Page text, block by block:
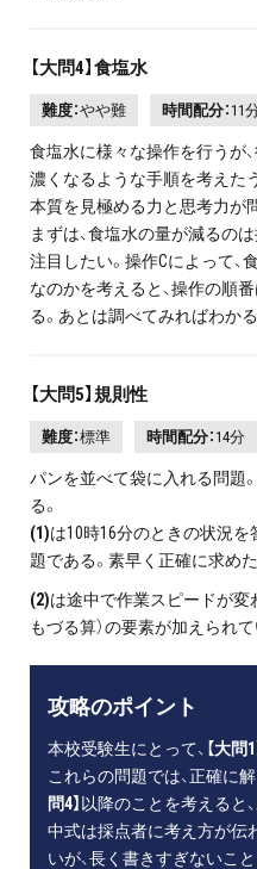
【大問4】食塩水
難度：やや難 時間配分：11
食塩水に様々な操作を行うが
濃くなるような手順を考えた
本質を見極める力と思考力が
まずは、食塩水の量が減るの
注目したい。操作Cによって
なのかを考えると、操作の順
る。あとは調べてみればわかる
【大問5】規則性
難度：標準 時間配分：14分
パンを並べて袋に入れる問題
る。
(1)は10時16分のときの状況を
題である。素早く正確に求めた
(2)は途中で作業スピードが変
もづる算）の要素が加えられて
攻略のポイント
本校受験生にとって、 【大問1
これらの問題では、正確に
問4】 以降のことを考えると
中式は採点者に考え方が伝
いが、長く書きすぎないこ